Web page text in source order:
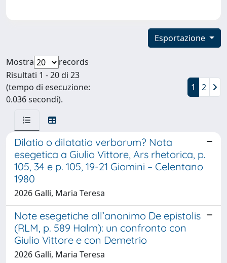
Esportazione
Mostra
records
Risultati 1 - 20 di 23
(tempo di esecuzione:
0.036 secondi).
1 2
Dilatio o dilatatio verborum? Nota
esegetica a Giulio Vittore, Ars rhetorica, p.
105, 34 e p. 105, 19-21 Giomini – Celentano
1980
2026 Galli, Maria Teresa
Note esegetiche all’anonimo De epistolis
(RLM, p. 589 Halm): un confronto con
Giulio Vittore e con Demetrio
2026 Galli, Maria Teresa